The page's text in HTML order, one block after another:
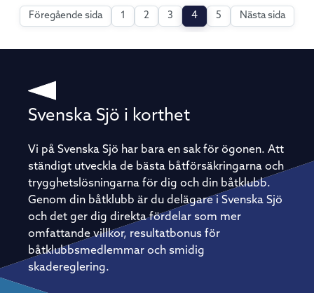
Föregående sida 1 2 3 4 5 Nästa sida
Svenska Sjö i korthet
Vi på Svenska Sjö har bara en sak för ögonen. Att
ständigt utveckla de bästa båtförsäkringarna och
trygghetslösningarna för dig och din båtklubb.
Genom din båtklubb är du delägare i Svenska Sjö
och det ger dig direkta fördelar som mer
omfattande villkor, resultatbonus för
båtklubbsmedlemmar och smidig
skadereglering.